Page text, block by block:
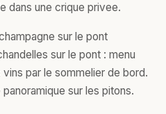
dans une crique privee.
sur le pont
sur le pont : menu
par le sommelier de bord.
sur les pitons.